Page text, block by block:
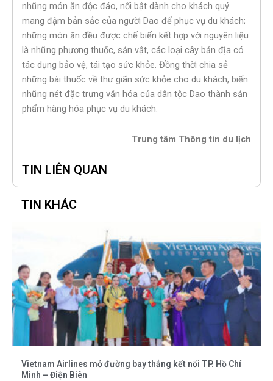
những món ăn độc đáo, nổi bật dành cho khách quý
mang đậm bản sắc của người Dao để phục vụ du khách;
những món ăn đều được chế biến kết hợp với nguyên liệu
là những phương thuốc, sản vật, các loại cây bản địa có
tác dụng bảo vệ, tái tạo sức khỏe. Đồng thời chia sẻ
những bài thuốc về thư giãn sức khỏe cho du khách, biến
những nét đặc trưng văn hóa của dân tộc Dao thành sản
phẩm hàng hóa phục vụ du khách.
Trung tâm Thông tin du lịch
TIN LIÊN QUAN
TIN KHÁC
Vietnam Airlines mở đường bay thẳng kết nối TP. Hồ Chí
Minh – Điện Biên